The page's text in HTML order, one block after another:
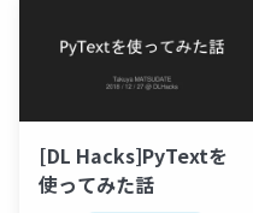
[DL Hacks]PyTextを
使ってみた話